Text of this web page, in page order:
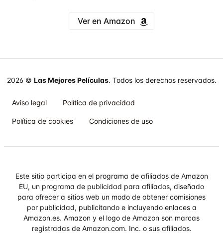
Ver en Amazon
2026 © Las Mejores Películas. Todos los derechos reservados.
Aviso legal Política de privacidad
Política de cookies Condiciones de uso
Este sitio participa en el programa de afiliados de Amazon
EU, un programa de publicidad para afiliados, diseñado
para ofrecer a sitios web un modo de obtener comisiones
por publicidad, publicitando e incluyendo enlaces a
Amazon.es. Amazon y el logo de Amazon son marcas
registradas de Amazon.com. Inc. o sus afiliados.